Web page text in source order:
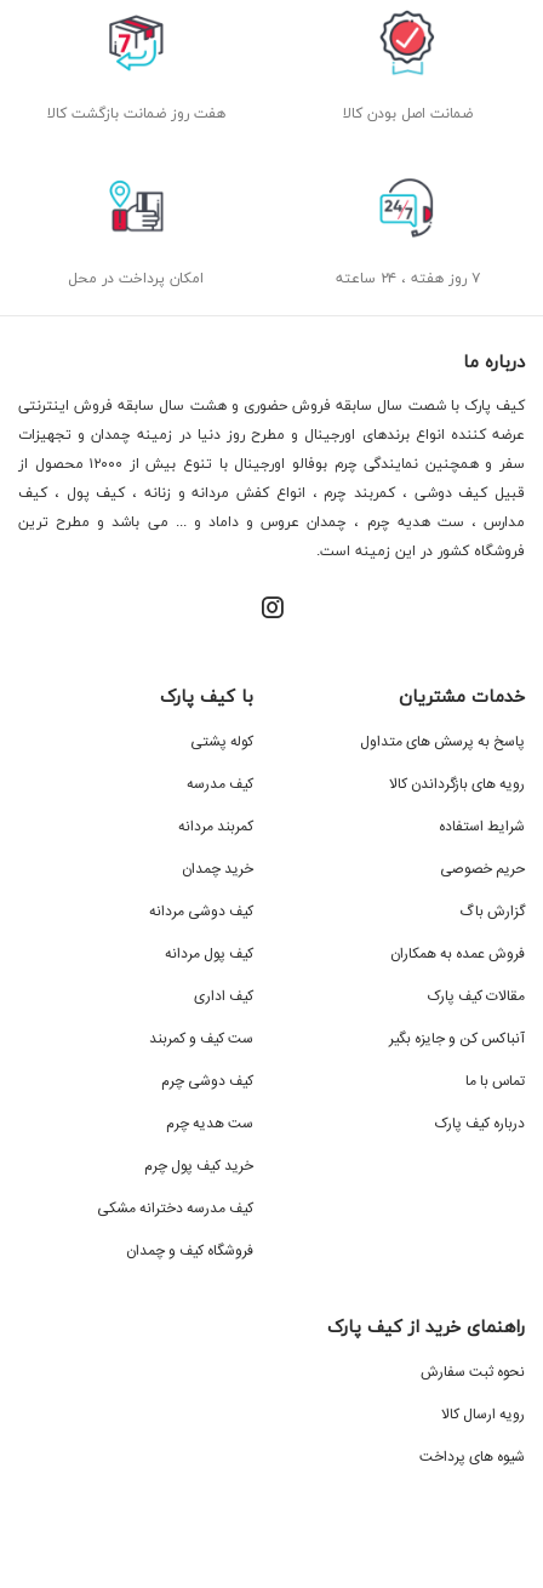
ضمانت اصل بودن کالا هفت روز ضمانت بازگشت کالا
۷ روز هفته ، ۲۴ ساعته امکان پرداخت در محل
درباره ما
کیف پارک با شصت سال سابقه فروش حضوری و هشت سال سابقه فروش اینترنتی
عرضه کننده انواع برندهای اورجینال و مطرح روز دنیا در زمینه چمدان و تجهیزات
سفر و همچنین نمایندگی چرم بوفالو اورجینال با تنوع بیش از ۱۲۰۰۰ محصول از
قبیل کیف دوشی ، کمربند چرم ، انواع کفش مردانه و زنانه ، کیف پول ، کیف
مدارس ، ست هدیه چرم ، چمدان عروس و داماد و ... می باشد و مطرح ترین
فروشگاه کشور در این زمینه است.
خدمات مشتریان
پاسخ به پرسش های متداول
رویه های بازگرداندن کالا
شرایط استفاده
حریم خصوصی
گزارش باگ
فروش عمده به همکاران
مقالات کیف پارک
آنباکس کن و جایزه بگیر
تماس با ما
درباره کیف پارک
با کیف پارک
کوله پشتی
کیف مدرسه
کمربند مردانه
خرید چمدان
کیف دوشی مردانه
کیف پول مردانه
کیف اداری
ست کیف و کمربند
کیف دوشی چرم
ست هدیه چرم
خرید کیف پول چرم
کیف مدرسه دخترانه مشکی
فروشگاه کیف و چمدان
راهنمای خرید از کیف پارک
نحوه ثبت سفارش
رویه ارسال کالا
شیوه های پرداخت